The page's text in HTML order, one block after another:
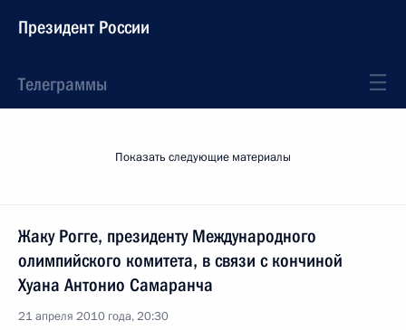
Президент России
Телеграммы
Показать следующие материалы
Жаку Рогге, президенту Международного
олимпийского комитета, в связи с кончиной
Хуана Антонио Самаранча
21 апреля 2010 года, 20:30